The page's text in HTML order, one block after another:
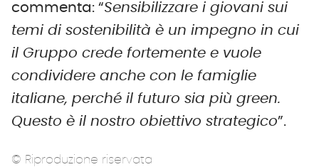
commenta: “Sensibilizzare i giovani sui
temi di sostenibilità è un impegno in cui
il Gruppo crede fortemente e vuole
condividere anche con le famiglie
italiane, perché il futuro sia più green.
Questo è il nostro obiettivo strategico”.
© Riproduzione riservata